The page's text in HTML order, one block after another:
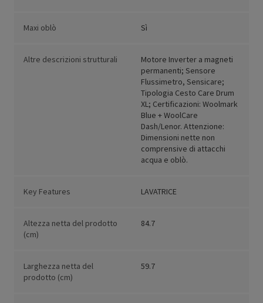
Maxi oblò Sì
Altre descrizioni strutturali
Motore Inverter a magneti
permanenti; Sensore
Flussimetro, Sensicare;
Tipologia Cesto Care Drum
XL; Certificazioni: Woolmark
Blue + WoolCare
Dash/Lenor. Attenzione:
Dimensioni nette non
comprensive di attacchi
acqua e oblò.
Key Features LAVATRICE
Altezza netta del prodotto
(cm)
84.7
Larghezza netta del
prodotto (cm)
59.7